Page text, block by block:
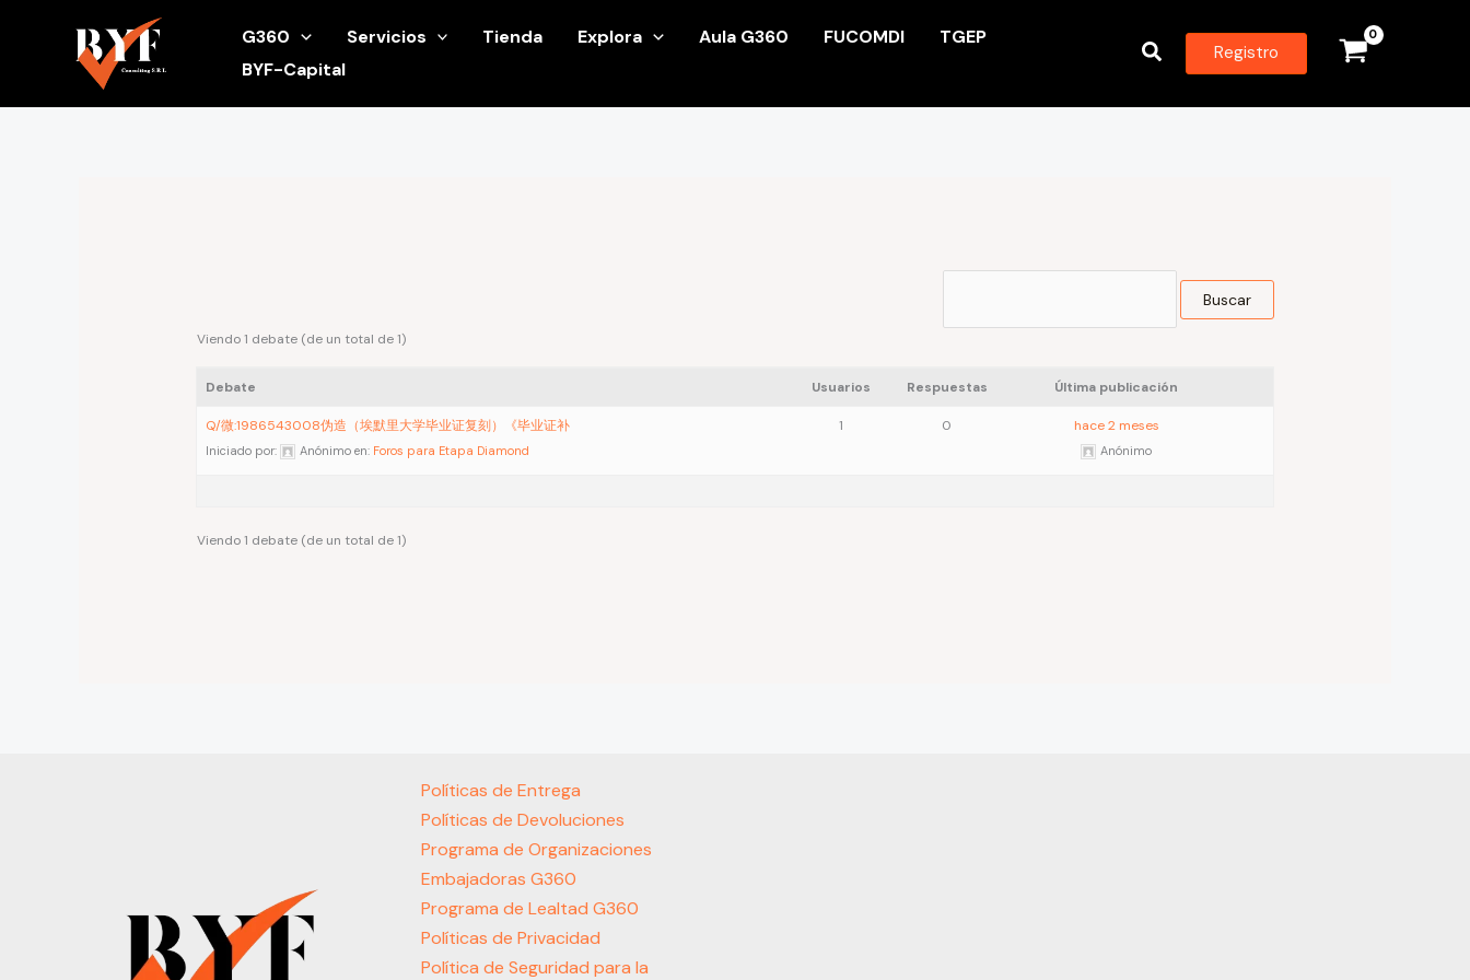
G360 Servicios Tienda Explora Aula G360 FUCOMDI
TGEP
BYF-Capital
Buscar Registro
Viendo 1 debate (de un total de 1)
Debate Usuarios Respuestas Última publicación
Q/微:1986543008伪造（埃默里大学毕业证复刻）《毕业证补
Iniciado por: Anónimo en: Foros para Etapa Diamond
1 0 hace 2 meses
Anónimo
Viendo 1 debate (de un total de 1)
Políticas de Entrega
Políticas de Devoluciones
Programa de Organizaciones
Embajadoras G360
Programa de Lealtad G360
Políticas de Privacidad
Política de Seguridad para la